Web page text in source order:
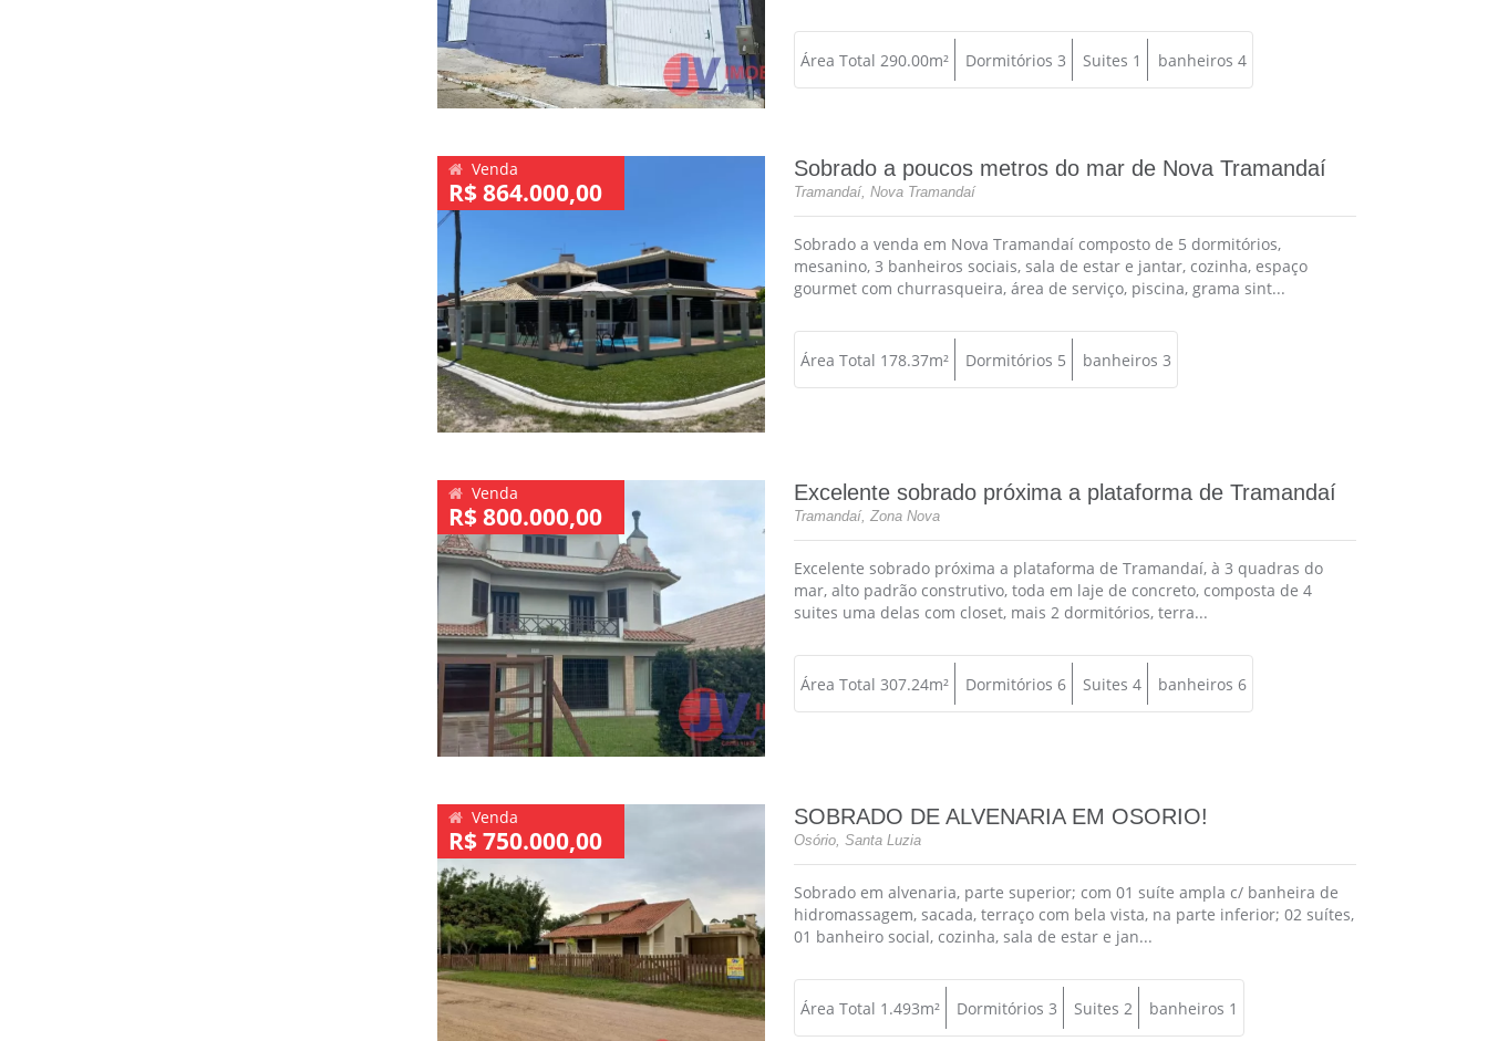
Área Total 290.00m² Dormitórios 3 Suites 1 banheiros 4
Venda
R$ 864.000,00
Sobrado a poucos metros do mar de Nova Tramandaí
Tramandaí, Nova Tramandaí
Sobrado a venda em Nova Tramandaí composto de 5 dormitórios,
mesanino, 3 banheiros sociais, sala de estar e jantar, cozinha, espaço
gourmet com churrasqueira, área de serviço, piscina, grama sint...
Área Total 178.37m² Dormitórios 5 banheiros 3
Venda
R$ 800.000,00
Excelente sobrado próxima a plataforma de Tramandaí
Tramandaí, Zona Nova
Excelente sobrado próxima a plataforma de Tramandaí, à 3 quadras do
mar, alto padrão construtivo, toda em laje de concreto, composta de 4
suites uma delas com closet, mais 2 dormitórios, terra...
Área Total 307.24m² Dormitórios 6 Suites 4 banheiros 6
Venda
R$ 750.000,00
SOBRADO DE ALVENARIA EM OSORIO!
Osório, Santa Luzia
Sobrado em alvenaria, parte superior; com 01 suíte ampla c/ banheira de
hidromassagem, sacada, terraço com bela vista, na parte inferior; 02 suítes,
01 banheiro social, cozinha, sala de estar e jan...
Área Total 1.493m² Dormitórios 3 Suites 2 banheiros 1